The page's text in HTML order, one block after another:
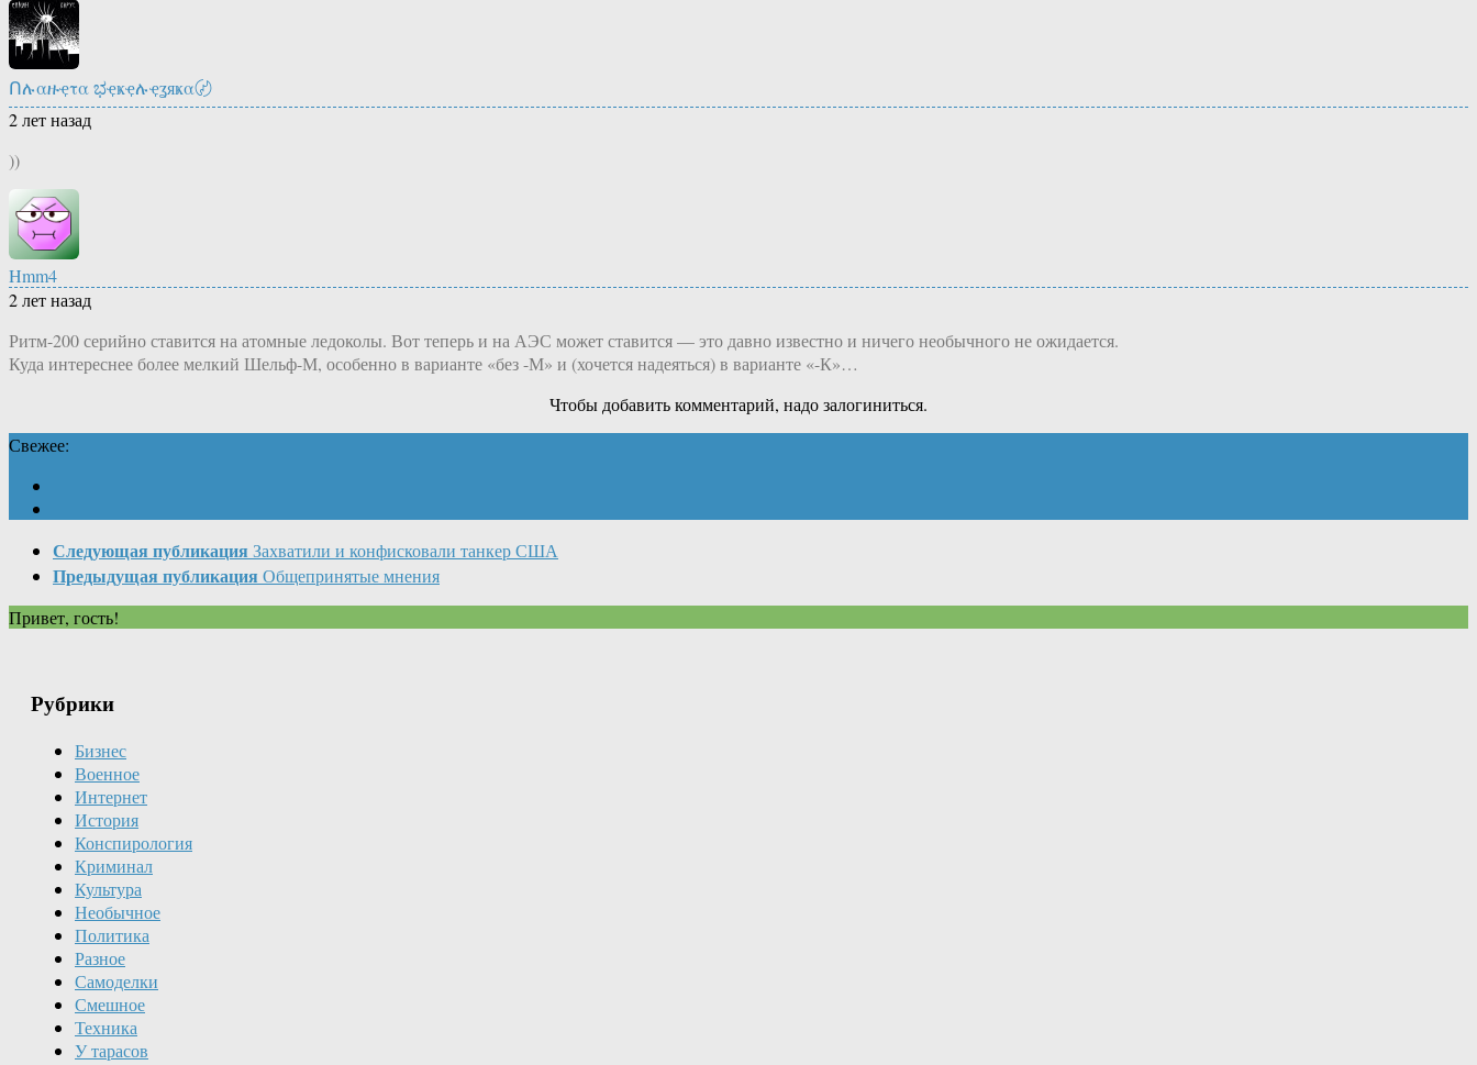
Ոሉαዙҿτα ಭҿҝҿሉҿʓяҝα〄
2 лет назад
))
Hmm4
2 лет назад
Ритм-200 серийно ставится на атомные ледоколы. Вот теперь и на АЭС может ставится — это давно известно и ничего необычного не ожидается.
Куда интереснее более мелкий Шельф-М, особенно в варианте «без -М» и (хочется надеяться) в варианте «-К»…
Чтобы добавить комментарий, надо залогиниться.
Свежее:
Следующая публикация Захватили и конфисковали танкер США
Предыдущая публикация Общепринятые мнения
Привет, гость!
Рубрики
Бизнес
Военное
Интернет
История
Конспирология
Криминал
Культура
Необычное
Политика
Разное
Самоделки
Смешное
Техника
У тарасов